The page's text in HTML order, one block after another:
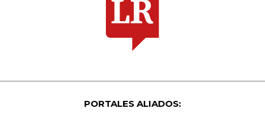
PORTALES ALIADOS: